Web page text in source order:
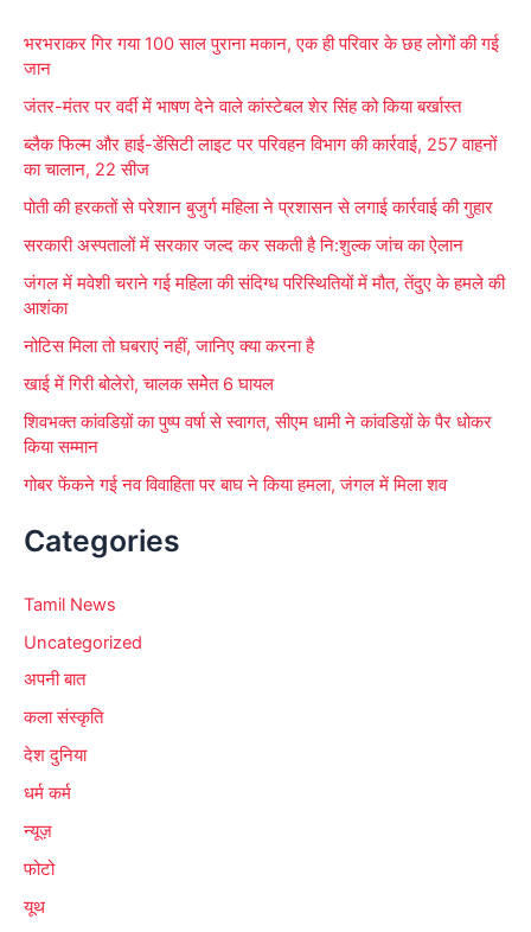
c
f
o
भरभराकर गिर गया 100 साल पुराना मकान, एक ही परिवार के छह लोगों की गई
जान
जंतर-मंतर पर वर्दी में भाषण देने वाले कांस्टेबल शेर सिंह को किया बर्खास्त
ब्लैक फिल्म और हाई-डेंसिटी लाइट पर परिवहन विभाग की कार्रवाई, 257 वाहनों
का चालान, 22 सीज
पोती की हरकतों से परेशान बुजुर्ग महिला ने प्रशासन से लगाई कार्रवाई की गुहार
सरकारी अस्पतालों में सरकार जल्द कर सकती है नि:शुल्क जांच का ऐलान
जंगल में मवेशी चराने गई महिला की संदिग्ध परिस्थितियों में मौत, तेंदुए के हमले की
आशंका
नोटिस मिला तो घबराएं नहीं, जानिए क्या करना है
खाई में गिरी बोलेरो, चालक समेेत 6 घायल
शिवभक्त कांवडिय़ों का पुष्प वर्षा से स्वागत, सीएम धामी ने कांवडिय़ों के पैर धोकर
किया सम्मान
गोबर फेंकने गई नव विवाहिता पर बाघ ने किया हमला, जंगल में मिला शव
Categories
Tamil News
Uncategorized
अपनी बात
कला संस्कृति
देश दुनिया
धर्म कर्म
न्यूज़
फोटो
यूथ